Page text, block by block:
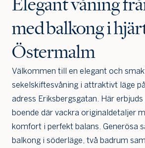
Elegant våning
med balkong i
Östermalm
Välkommen till en elegant och
sekelskiftesvåning i attraktivt läge
adress Eriksbergsgatan. Här
boende där vackra originaldetaljer
komfort i perfekt balans. Generösa
balkong i söderläge, två badrum